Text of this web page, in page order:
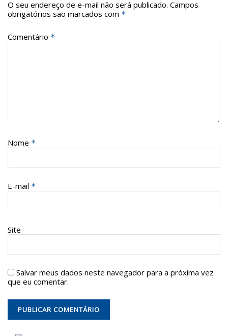
O seu endereço de e-mail não será publicado. Campos
obrigatórios são marcados com *
Comentário *
Nome *
E-mail *
Site
Salvar meus dados neste navegador para a próxima vez
que eu comentar.